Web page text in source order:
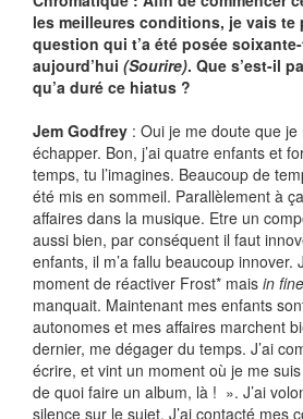
les meilleures conditions, je vais te
question qui t’a été posée
aujourd’hui (Sourire). Que s’est-il
qu’a duré ce hiatus ?
Jem Godfrey : Oui je me doute que je
échapper. Bon, j’ai quatre enfants et
temps, tu l’imagines. Beaucoup de
été mis en sommeil. Parallèlement à
affaires dans la musique. Etre un
aussi bien, par conséquent il faut
enfants, il m’a fallu beaucoup innover.
moment de réactiver Frost* mais in fine
manquait. Maintenant mes enfants
autonomes et mes affaires marchent
dernier, me dégager du temps. J’ai
écrire, et vint un moment où je me suis
de quoi faire un album, là ! ». J’ai
silence sur le sujet. J’ai contacté mes